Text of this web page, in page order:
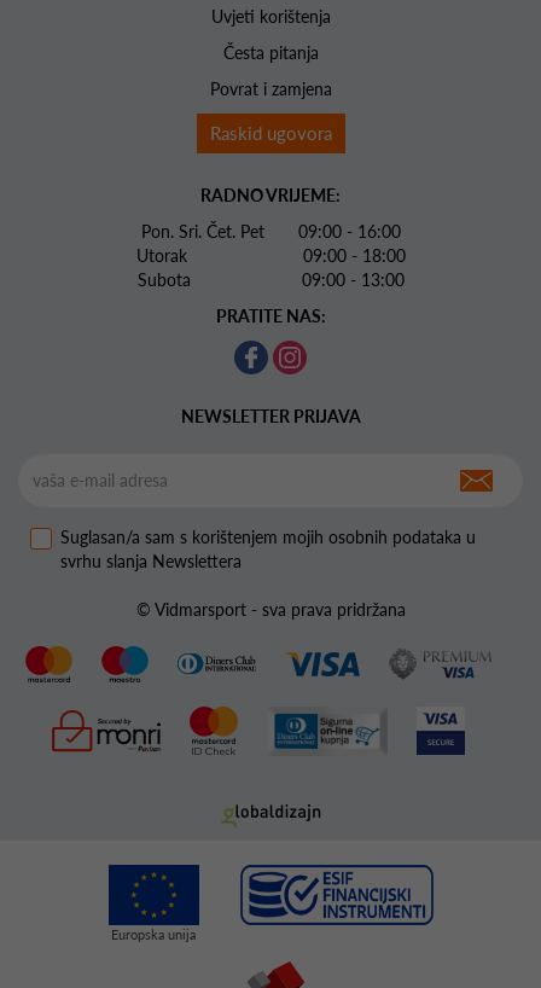
Uvjeti korištenja
Česta pitanja
Povrat i zamjena
Raskid ugovora
RADNO VRIJEME:
Pon. Sri. Čet. Pet 09:00 - 16:00
Utorak 09:00 - 18:00
Subota 09:00 - 13:00
PRATITE NAS:
NEWSLETTER PRIJAVA
Suglasan/a sam s korištenjem mojih osobnih podataka u
svrhu slanja Newslettera
© Vidmarsport - sva prava pridržana